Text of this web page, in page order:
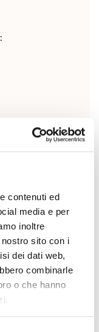
contenuti ed
media e per
inoltre
sito con i
dei dati web,
combinarle
o che hanno
DEL